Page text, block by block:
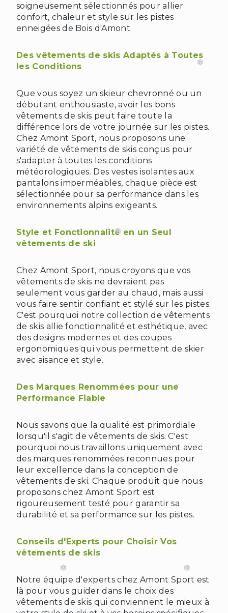
soigneusement sélectionnés pour allier
confort, chaleur et style sur les pistes
enneigées de Bois d'Amont.
Des vêtements de skis Adaptés à Toutes
les Conditions
Que vous soyez un skieur chevronné ou un
débutant enthousiaste, avoir les bons
vêtements de skis peut faire toute la
différence lors de votre journée sur les pistes.
Chez Amont Sport, nous proposons une
variété de vêtements de skis conçus pour
s'adapter à toutes les conditions
météorologiques. Des vestes isolantes aux
pantalons imperméables, chaque pièce est
sélectionnée pour sa performance dans les
environnements alpins exigeants.
Style et Fonctionnalité en un Seul
vêtements de ski
Chez Amont Sport, nous croyons que vos
vêtements de skis ne devraient pas
seulement vous garder au chaud, mais aussi
vous faire sentir confiant et stylé sur les pistes.
C'est pourquoi notre collection de vêtements
de skis allie fonctionnalité et esthétique, avec
des designs modernes et des coupes
ergonomiques qui vous permettent de skier
avec aisance et style.
Des Marques Renommées pour une
Performance Fiable
Nous savons que la qualité est primordiale
lorsqu'il s'agit de vêtements de skis. C'est
pourquoi nous travaillons uniquement avec
des marques renommées reconnues pour
leur excellence dans la conception de
vêtements de ski. Chaque produit que nous
proposons chez Amont Sport est
rigoureusement testé pour garantir sa
durabilité et sa performance sur les pistes.
Conseils d'Experts pour Choisir Vos
vêtements de skis
Notre équipe d'experts chez Amont Sport est
là pour vous guider dans le choix des
vêtements de skis qui conviennent le mieux à